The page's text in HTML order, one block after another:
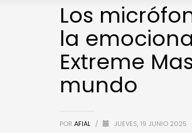
Los
la
Extreme
mundo
POR AFIAL / JUEVES, 19 JUNIO 2025